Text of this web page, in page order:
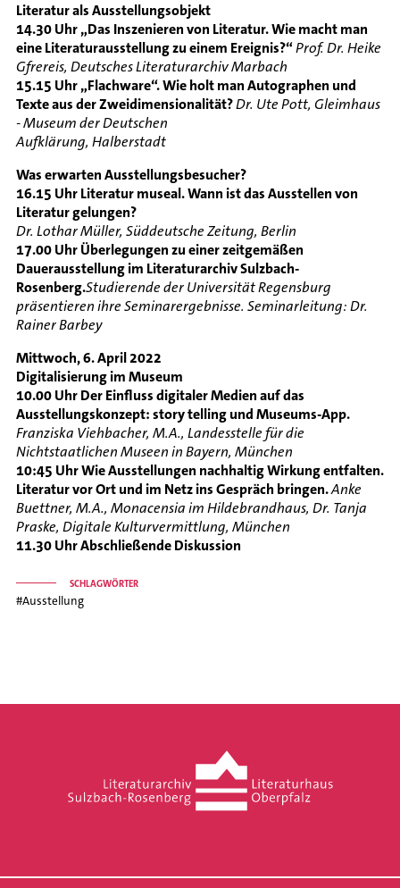
Literatur als Ausstellungsobjekt
14.30 Uhr „Das Inszenieren von Literatur. Wie macht man
eine Literaturausstellung zu einem Ereignis?“Prof. Dr. Heike
Gfrereis, Deutsches Literaturarchiv Marbach
15.15 Uhr „Flachware“. Wie holt man Autographen und
Texte aus der Zweidimensionalität?Dr. Ute Pott, Gleimhaus
- Museum der Deutschen
Aufklärung, Halberstadt
Was erwarten Ausstellungsbesucher?
16.15 Uhr Literatur museal. Wann ist das Ausstellen von
Literatur gelungen?
Dr. Lothar Müller, Süddeutsche Zeitung, Berlin
17.00 Uhr Überlegungen zu einer zeitgemäßen
Dauerausstellung im Literaturarchiv Sulzbach-
Rosenberg.Studierende der Universität Regensburg
präsentieren ihre Seminarergebnisse. Seminarleitung: Dr.
Rainer Barbey
Mittwoch, 6. April 2022
Digitalisierung im Museum
10.00 Uhr Der Einfluss digitaler Medien auf das
Ausstellungskonzept: story telling und Museums-App.
Franziska Viehbacher, M.A., Landesstelle für die
Nichtstaatlichen Museen in Bayern, München
10:45 Uhr Wie Ausstellungen nachhaltig Wirkung entfalten.
Literatur vor Ort und im Netz ins Gespräch bringen.Anke
Buettner, M.A., Monacensia im Hildebrandhaus, Dr. Tanja
Praske, Digitale Kulturvermittlung, München
11.30 Uhr Abschließende Diskussion
SCHLAGWÖRTER
#Ausstellung